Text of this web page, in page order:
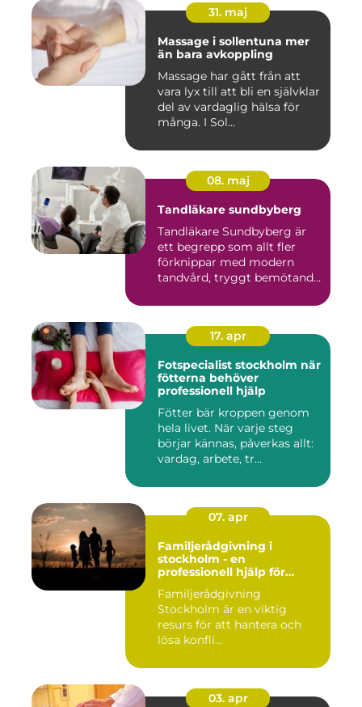
31. maj
Massage i sollentuna mer
än bara avkoppling
Massage har gått från att
vara lyx till att bli en självklar
del av vardaglig hälsa för
många. I Sol...
08. maj
Tandläkare sundbyberg
Tandläkare Sundbyberg är
ett begrepp som allt fler
förknippar med modern
tandvård, tryggt bemötande
17. apr
Fotspecialist stockholm när
fötterna behöver
professionell hjälp
Fötter bär kroppen genom
hela livet. När varje steg
börjar kännas, påverkas allt:
vardag, arbete, tr...
07. apr
Familjerådgivning i
stockholm - en
professionell hjälp för
Familjerådgivning
Stockholm är en viktig
resurs för att hantera och
lösa konfli...
03. apr